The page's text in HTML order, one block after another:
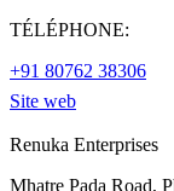
TÉLÉPHONE:
+91 80762 38306
Site web
Renuka Enterprises
Mhatre Pada Road,